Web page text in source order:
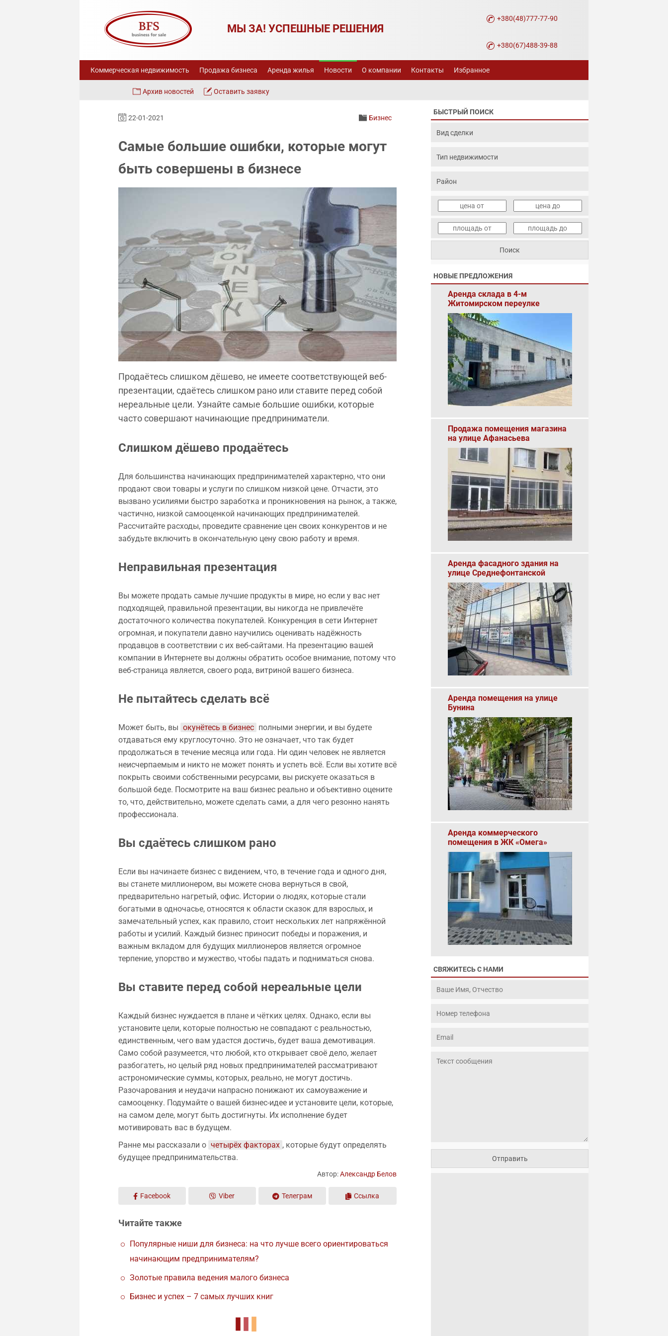
+380(48)777-77-90
+380(67)488-39-88
МЫ ЗА! УСПЕШНЫЕ РЕШЕНИЯ
Коммерческая недвижимость Продажа бизнеса Аренда жилья Новости О компании Контакты Избранное
Архив новостей Оставить заявку
22-01-2021 Бизнес
Самые большие ошибки, которые могут
быть совершены в бизнесе
Продаётесь слишком дёшево, не имеете соответствующей веб-
презентации, сдаётесь слишком рано или ставите перед собой
нереальные цели. Узнайте самые большие ошибки, которые
часто совершают начинающие предприниматели.
Слишком дёшево продаётесь
Для большинства начинающих предпринимателей характерно, что они
продают свои товары и услуги по слишком низкой цене. Отчасти, это
вызвано усилиями быстро заработка и проникновения на рынок, а также,
частично, низкой самооценкой начинающих предпринимателей.
Рассчитайте расходы, проведите сравнение цен своих конкурентов и не
забудьте включить в окончательную цену свою работу и время.
Неправильная презентация
Вы можете продать самые лучшие продукты в мире, но если у вас нет
подходящей, правильной презентации, вы никогда не привлечёте
достаточного количества покупателей. Конкуренция в сети Интернет
огромная, и покупатели давно научились оценивать надёжность
продавцов в соответствии с их веб-сайтами. На презентацию вашей
компании в Интернете вы должны обратить особое внимание, потому что
веб-страница является, своего рода, витриной вашего бизнеса.
Не пытайтесь сделать всё
Может быть, вы окунётесь в бизнес полными энергии, и вы будете
отдаваться ему круглосуточно. Это не означает, что так будет
продолжаться в течение месяца или года. Ни один человек не является
неисчерпаемым и никто не может понять и успеть всё. Если вы хотите всё
покрыть своими собственными ресурсами, вы рискуете оказаться в
большой беде. Посмотрите на ваш бизнес реально и объективно оцените
то, что, действительно, можете сделать сами, а для чего резонно нанять
профессионала.
Вы сдаётесь слишком рано
Если вы начинаете бизнес с видением, что, в течение года и одного дня,
вы станете миллионером, вы можете снова вернуться в свой,
предварительно нагретый, офис. Истории о людях, которые стали
богатыми в одночасье, относятся к области сказок для взрослых, и
замечательный успех, как правило, стоит нескольких лет напряжённой
работы и усилий. Каждый бизнес приносит победы и поражения, и
важным вкладом для будущих миллионеров является огромное
терпение, упорство и мужество, чтобы падать и подниматься снова.
Вы ставите перед собой нереальные цели
Каждый бизнес нуждается в плане и чётких целях. Однако, если вы
установите цели, которые полностью не совпадают с реальностью,
единственным, чего вам удастся достичь, будет ваша демотивация.
Само собой разумеется, что любой, кто открывает своё дело, желает
разбогатеть, но целый ряд новых предпринимателей рассматривают
астрономические суммы, которых, реально, не могут достичь.
Разочарования и неудачи напрасно понижают их самоуважение и
самооценку. Подумайте о вашей бизнес-идее и установите цели, которые,
на самом деле, могут быть достигнуты. Их исполнение будет
мотивировать вас в будущем.
Ранне мы рассказали о четырёх факторах , которые будут определять
будущее предпринимательства.
Автор:Александр Белов
Facebook Viber Телеграм Ссылка
Читайте также
Популярные ниши для бизнеса: на что лучше всего ориентироваться
начинающим предпринимателям?
Золотые правила ведения малого бизнеса
Бизнес и успех – 7 самых лучших книг
БЫСТРЫЙ ПОИСК
НОВЫЕ ПРЕДЛОЖЕНИЯ
Аренда склада в 4-м
Житомирском переулке
Продажа помещения магазина
на улице Афанасьева
Аренда фасадного здания на
улице Среднефонтанской
Аренда помещения на улице
Бунина
Аренда коммерческого
помещения в ЖК «Омега»
СВЯЖИТЕСЬ С НАМИ